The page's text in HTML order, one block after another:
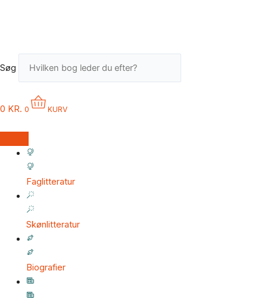
Søg
0 KR. 0 KURV
Faglitteratur
Skønlitteratur
Biografier